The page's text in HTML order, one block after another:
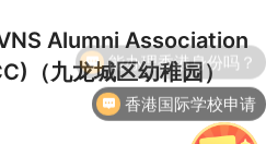
Alumni Association
（九龙城区幼稚园）
能办理香港身份吗？
香港国际学校申请